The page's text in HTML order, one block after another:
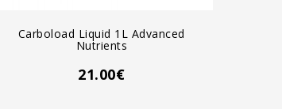
Carboload Liquid 1L Advanced
Nutrients
21.00€